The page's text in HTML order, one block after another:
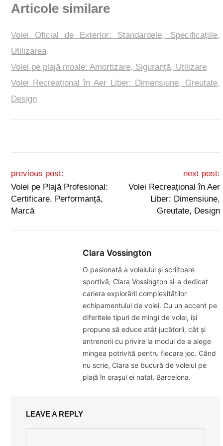
Articole similare
Volei Oficial de Exterior: Standardele, Specificațiile,
Utilizarea
Volei pe plajă moale: Amortizare, Siguranță, Utilizare
Volei Recreațional în Aer Liber: Dimensiune, Greutate,
Design
Post navigation
previous post:
Volei pe Plajă Profesional:
Certificare, Performanță,
Marcă
next post:
Volei Recreațional în Aer
Liber: Dimensiune,
Greutate, Design
Clara Vossington
O pasionată a voleiului și scriitoare
sportivă, Clara Vossington și-a dedicat
cariera explorării complexităților
echipamentului de volei. Cu un accent pe
diferitele tipuri de mingi de volei, își
propune să educe atât jucătorii, cât și
antrenorii cu privire la modul de a alege
mingea potrivită pentru fiecare joc. Când
nu scrie, Clara se bucură de voleiul pe
plajă în orașul ei natal, Barcelona.
LEAVE A REPLY